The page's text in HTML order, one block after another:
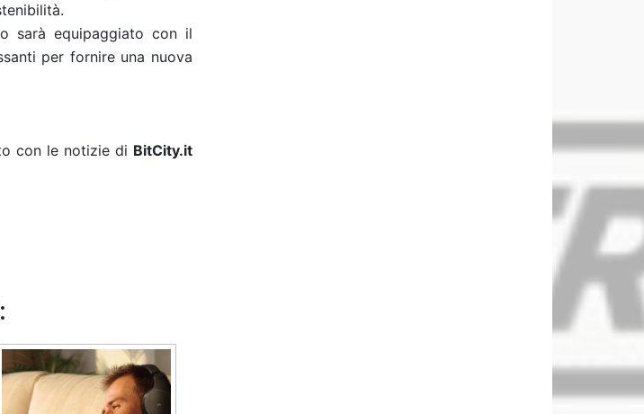
sarà equipaggiato con il
per fornire una nuova
con le notizie di BitCity.it